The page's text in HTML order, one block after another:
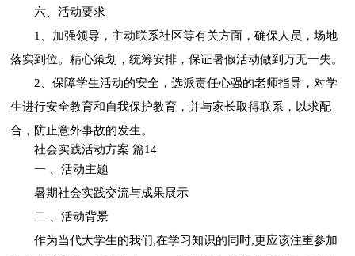
六、活动要求
1、加强领导，主动联系社区等有关方面，确保人员，场地
落实到位。精心策划，统筹安排，保证暑假活动做到万无一失。
2、保障学生活动的安全，选派责任心强的老师指导，对学
生进行安全教育和自我保护教育，并与家长取得联系，以求配
合，防止意外事故的发生。
社会实践活动方案 篇14
一 、活动主题
暑期社会实践交流与成果展示
二 、活动背景
作为当代大学生的我们,在学习知识的同时,更应该注重参加